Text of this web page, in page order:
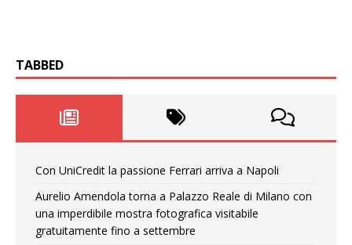
TABBED
Con UniCredit la passione Ferrari arriva a Napoli
Aurelio Amendola torna a Palazzo Reale di Milano con
una imperdibile mostra fotografica visitabile
gratuitamente fino a settembre